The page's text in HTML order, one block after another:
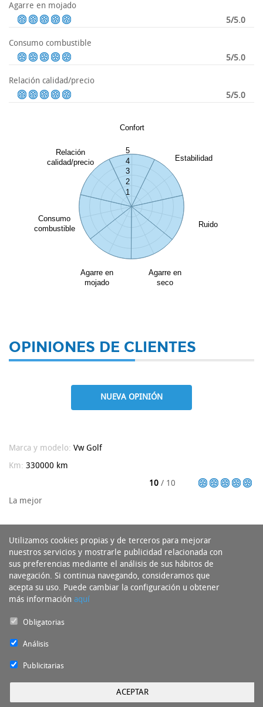
Agarre en mojado
5/5.0
Consumo combustible
5/5.0
Relación calidad/precio
5/5.0
Confort
Estabilidad
Ruido
Agarre en
seco
Agarre en
mojado
Consumo
combustible
Relación
calidad/precio
1
2
3
4
5
OPINIONES DE CLIENTES
NUEVA OPINIÓN
Marca y modelo: VwGolf
Km: 330000 km
10 / 10
La mejor
Experto del Neumático Copyright 2016 - Todos los derechos reservados bynts
Utilizamos cookies propias y de terceros para mejorar
nuestros servicios y mostrarle publicidad relacionada con
sus preferencias mediante el análisis de sus hábitos de
navegación. Si continua navegando, consideramos que
acepta su uso. Puede cambiar la configuración u obtener
más información aquí
Obligatorias
Análisis
Publicitarias
ACEPTAR